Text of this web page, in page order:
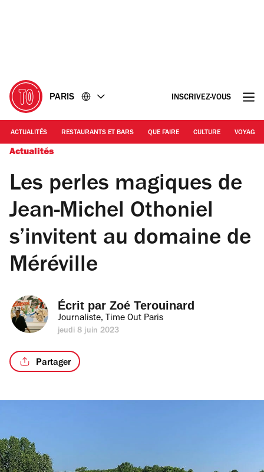
PARIS INSCRIVEZ-VOUS
ACTUALITÉS RESTAURANTS ET BARS QUE FAIRE CULTURE VOYAGE
Actualités
Les perles magiques de
Jean-Michel Othoniel
s’invitent au domaine de
Méréville
Écrit par Zoé Terouinard
Journaliste, Time Out Paris
jeudi 8 juin 2023
Partager